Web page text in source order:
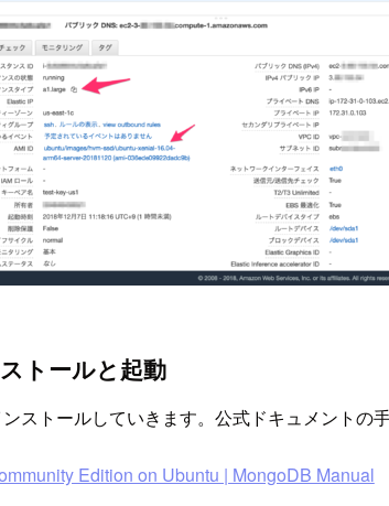
トールと起動
ストールしていきます。公式ドキュメントの
Edition on Ubuntu | MongoDB Manual